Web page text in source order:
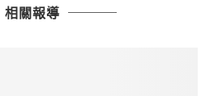
相關報導